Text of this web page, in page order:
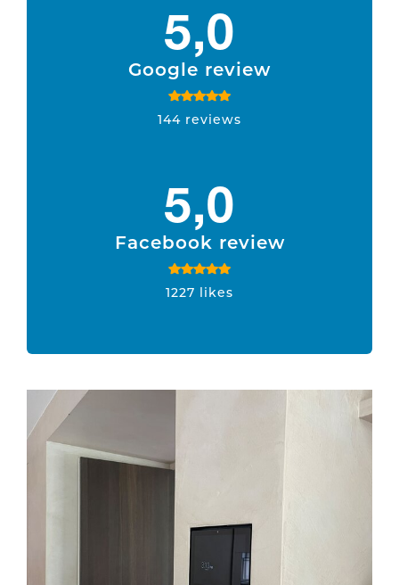
5,0
Google review
144 reviews
5,0
Facebook review
1227 likes